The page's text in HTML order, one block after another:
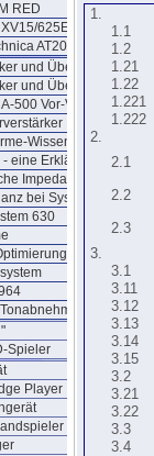
RED
625E
AT20 SLa
und Übertrager 1
und Übertrager 2
500 Vor-Vorverst.
Wissenswertes
eine Erklärung
Impedanz
bei Systemen
630
Spieler
Player
(1950)
1.
1.1
1.2
1.21
1.22
1.221
1.222
2.
2.1
2.2
2.3
3.
3.1
3.11
3.12
3.13
3.14
3.15
3.2
3.21
3.22
3.3
3.4